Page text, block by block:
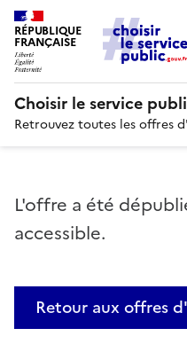
RÉPUBLIQUE
FRANÇAISE
Choisir le service
Retrouvez toutes les offres
L'offre a été
accessible.
Retour aux offres